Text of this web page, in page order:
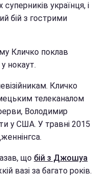
українця, і
бій з гострими
Кличко поклав
нокаут.
Кличко
телеканалом
Володимир
у США. У травні 2015
що бій з Джошуа
вазі за багато років.